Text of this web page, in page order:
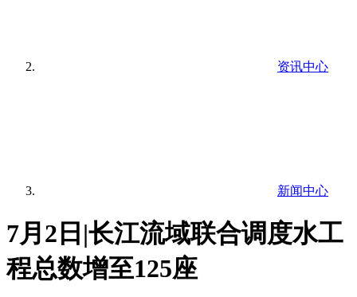
资讯中心
新闻中心
7月2日|长江流域联合调度水工
程总数增至125座